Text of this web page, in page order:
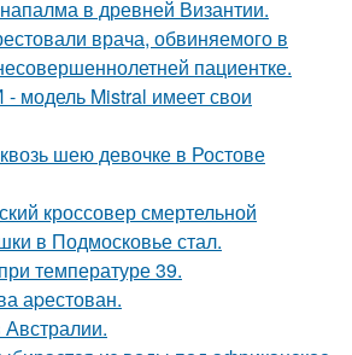
в древней Византии.
врача, обвиняемого в
пациентке.
модель Mistral имеет свои
шею девочке в Ростове
кроссовер смертельной
в Подмосковье стал.
температуре 39.
аpестован.
Австралии.